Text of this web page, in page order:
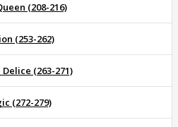
(208-216)
(253-262)
(263-271)
(272-279)